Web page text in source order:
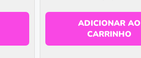
ADICIONAR AO
CARRINHO